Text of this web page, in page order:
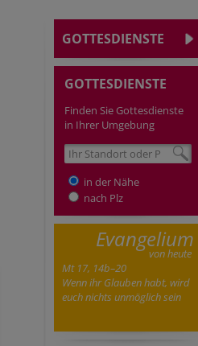
GOTTESDIENSTE
GOTTESDIENSTE
Finden Sie Gottesdienste
in Ihrer Umgebung
in der Nähe
nach Plz
Evangelium
von heute
Mt 17, 14b–20
Wenn ihr Glauben habt, wird
euch nichts unmöglich sein